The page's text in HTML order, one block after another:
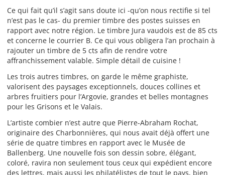
Ce qui fait qu’il s’agit sans doute ici -qu’on nous rectifie si tel
n’est pas le cas- du premier timbre des postes suisses en
rapport avec notre région. Le timbre Jura vaudois est de 85 cts
et concerne le courrier B. Ce qui vous obligera l’an prochain à
rajouter un timbre de 5 cts afin de rendre votre
affranchissement valable. Simple détail de cuisine !
Les trois autres timbres, on garde le même graphiste,
valorisent des paysages exceptionnels, douces collines et
arbres fruitiers pour l’Argovie, grandes et belles montagnes
pour les Grisons et le Valais.
L’artiste combier n’est autre que Pierre-Abraham Rochat,
originaire des Charbonnières, qui nous avait déjà offert une
série de quatre timbres en rapport avec le Musée de
Ballenberg. Une nouvelle fois son dessin sobre, élégant,
coloré, ravira non seulement tous ceux qui expédient encore
des lettres, mais aussi les philatélistes de tout le pays, bien